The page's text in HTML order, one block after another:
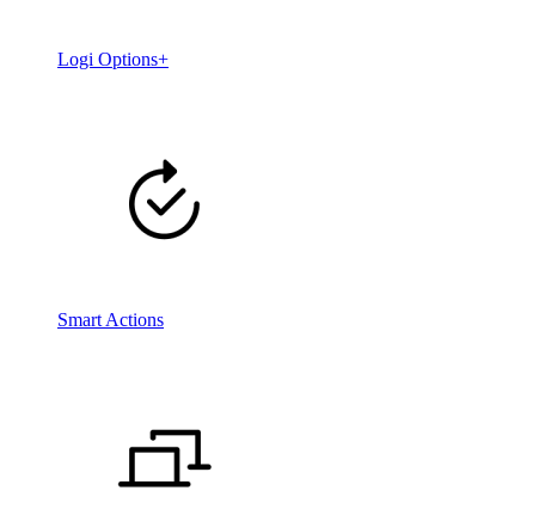
Logi Options+
Smart Actions